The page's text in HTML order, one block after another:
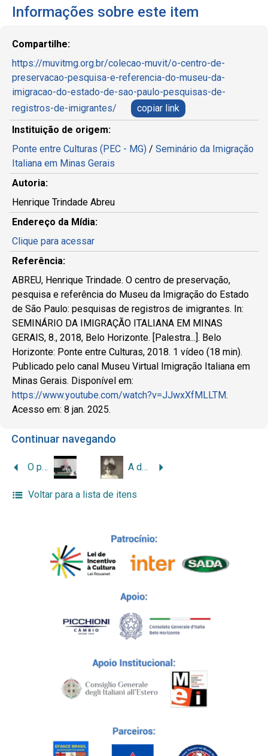
Informações sobre este item
Compartilhe:
https://muvitmg.org.br/colecao-muvit/o-centro-de-
preservacao-pesquisa-e-referencia-do-museu-da-
imigracao-do-estado-de-sao-paulo-pesquisas-de-
registros-de-imigrantes/
copiar link
Instituição de origem:
Ponte entre Culturas (PEC - MG) / Seminário da Imigração
Italiana em Minas Gerais
Autoria:
Henrique Trindade Abreu
Endereço da Mídia:
Clique para acessar
Referência:
ABREU, Henrique Trindade. O centro de preservação,
pesquisa e referência do Museu da Imigração do Estado
de São Paulo: pesquisas de registros de imigrantes. In:
SEMINÁRIO DA IMIGRAÇÃO ITALIANA EM MINAS
GERAIS, 8., 2018, Belo Horizonte. [Palestra...]. Belo
Horizonte: Ponte entre Culturas, 2018. 1 vídeo (18 min).
Publicado pelo canal Museu Virtual Imigração Italiana em
Minas Gerais. Disponível em:
https://www.youtube.com/watch?v=JJwxXfMLLTM.
Acesso em: 8 jan. 2025.
Continuar navegando
O poder dos arquivos: memória, identidade, raízes A documentação sobre a imigração italiana sob a guarda do Arquivo Público Mineiro
Voltar para a lista de itens